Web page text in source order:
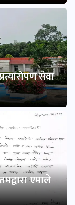
सेवा
एमाले